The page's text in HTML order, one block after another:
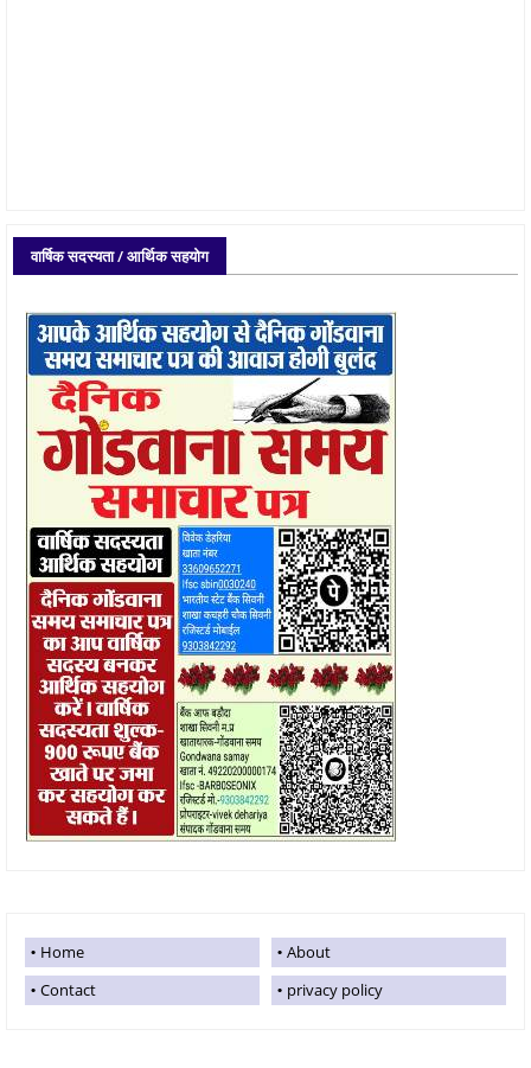
वार्षिक सदस्यता / आर्थिक सहयोग
Home
About
Contact
privacy policy